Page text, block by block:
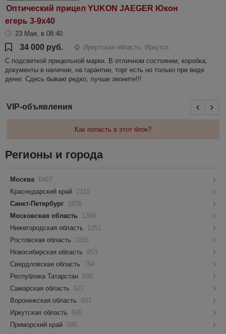
Оптический прицел YUKON JAEGER Юкон
егерь 3-9х40
23 Мая, в 08:40
34 000 руб.
Иркутская область, Иркутск
С подсветкой прицельной марки. В отличном состоянии, коробка,
документы в наличии, на гарантии, торг есть но только при виде
денег. Сдесь бываю редко, лучше звоните!!!
VIP-объявления
Как попасть в этот блок?
Регионы и города
Москва 6467
Краснодарский край 2118
Санкт-Петербург
1836
Московская область
1356
Нижегородская область
1251
Ростовская область
1156
Новосибирская область
953
Свердловская область
794
Республика Татарстан 686
Самарская область
627
Воронежская область
607
Иркутская область
595
Приморский край 595